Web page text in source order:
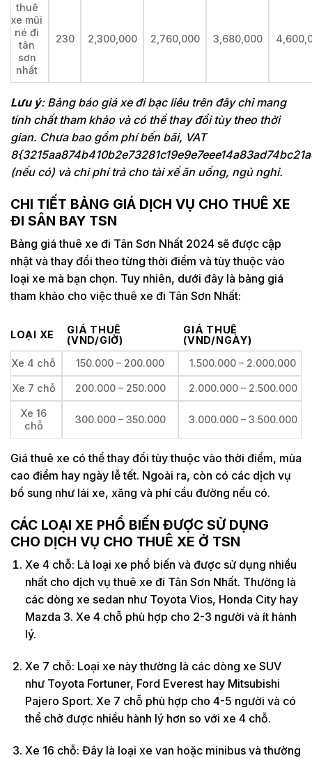
thuê
xe mũi
né đi
tân
sơn
nhất
230 2,300,000 2,760,000 3,680,000
Lưu ý: Bảng báo giá xe đi bạc liêu trên đây chỉ mang
tính chất tham khảo và có thể thay đổi tùy theo thời
gian. Chưa bao gồm phí bến bãi, VAT
(nếu có) và chi phí trả cho tài xế ăn uống, ngủ nghỉ.
CHI TIẾT BẢNG GIÁ DỊCH VỤ CHO THUÊ XE
ĐI SÂN BAY TSN
Bảng giá thuê xe đi Tân Sơn Nhất 2024 sẽ được cập
nhật và thay đổi theo từng thời điểm và tùy thuộc vào
loại xe mà bạn chọn. Tuy nhiên, dưới đây là bảng giá
tham khảo cho việc thuê xe đi Tân Sơn Nhất:
LOẠI XE
GIÁ THUÊ
(VND/GIỜ)
GIÁ THUÊ
(VND/NGÀY)
Xe 4 chỗ
150.000 – 200.000 1.500.000 – 2.000.000
Xe 7 chỗ 200.000 – 250.000 2.000.000 – 2.500.000
Xe 16
chỗ
300.000 – 350.000 3.000.000 – 3.500.000
Giá thuê xe có thể thay đổi tùy thuộc vào thời điểm, mùa
cao điểm hay ngày lễ tết. Ngoài ra, còn có các dịch vụ
bổ sung như lái xe, xăng và phí cầu đường nếu có.
CÁC LOẠI XE PHỔ BIẾN ĐƯỢC SỬ DỤNG
CHO DỊCH VỤ CHO THUÊ XE Ở TSN
Xe 4 chỗ: Là loại xe phổ biến và được sử dụng nhiều
nhất cho dịch vụ thuê xe đi Tân Sơn Nhất. Thường là
các dòng xe sedan như Toyota Vios, Honda City hay
Mazda 3. Xe 4 chỗ phù hợp cho 2-3 người và ít hành
lý.
Xe 7 chỗ: Loại xe này thường là các dòng xe SUV
như Toyota Fortuner, Ford Everest hay Mitsubishi
Pajero Sport. Xe 7 chỗ phù hợp cho 4-5 người và có
thể chở được nhiều hành lý hơn so với xe 4 chỗ.
Xe 16 chỗ: Đây là loại xe van hoặc minibus và thường